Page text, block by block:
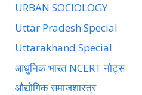
URBAN SOCIOLOGY
Uttar Pradesh Special
Uttarakhand Special
आधुनिक भारत NCERT नोट्स
औद्योगिक समाजशास्त्र